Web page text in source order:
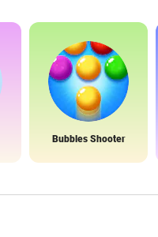
Bubbles Shooter